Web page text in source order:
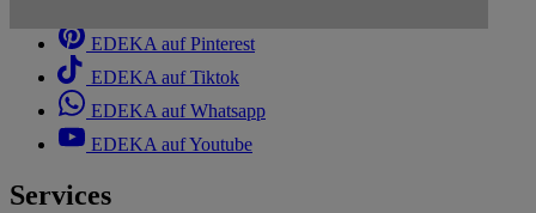
EDEKA auf Pinterest
EDEKA auf Tiktok
EDEKA auf Whatsapp
EDEKA auf Youtube
Services